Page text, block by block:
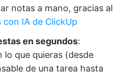
notas a mano, gracias al
IA de ClickUp
en segundos:
lo que quieras (desde
de una tarea hasta